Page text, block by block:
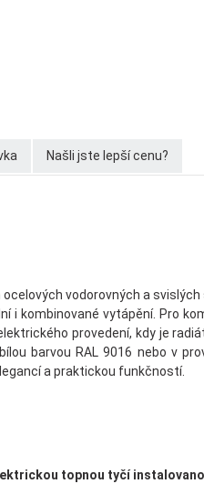
Našli jste lepší cenu?
vodorovných a
kombinované vytápění. Pro
provedení, kdy je
barvou RAL 9016 nebo v
a praktickou funkčností.
topnou tyčí